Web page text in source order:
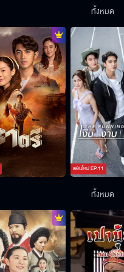
ตอนใหม่EP.11
ทั้งหมด
ทั้งหมด